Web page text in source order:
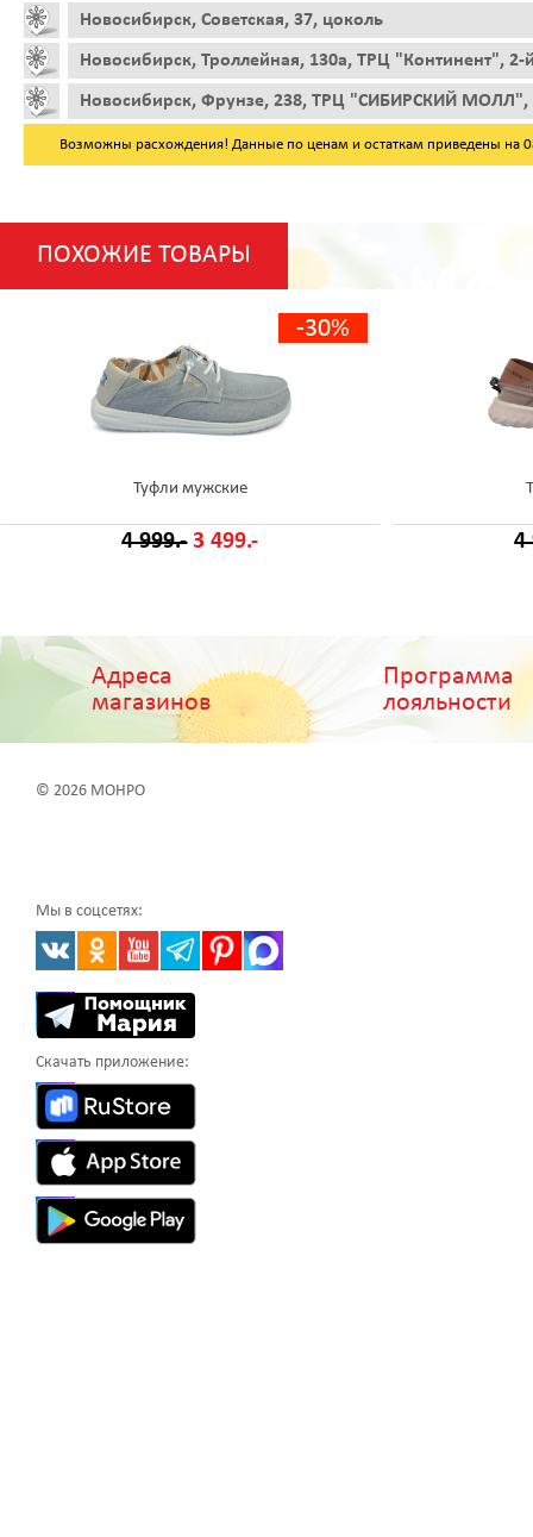
Новосибирск, Советская, 37, цоколь
Новосибирск, Троллейная, 130а, ТРЦ "Континент", 2-
Новосибирск, Фрунзе, 238, ТРЦ "СИБИРСКИЙ МОЛЛ",
Возможны расхождения! Данные по ценам и остаткам приведены на
ПОХОЖИЕ ТОВАРЫ
-30%
Туфли мужские
4 999.- 3 499.- 4
Адреса
магазинов
Программа
лояльности
© 2026 МОНРО
Мы в соцсетях:
Скачать приложение: